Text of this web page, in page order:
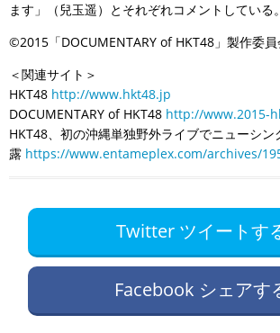
ます」（兒玉遥）とそれぞれコメントしている。
©2015「DOCUMENTARY of HKT48」製作委
＜関連サイト＞
HKT48 http://www.hkt48.jp
DOCUMENTARY of HKT48 http://www.2015-
HKT48、初の沖縄単独野外ライブでニューシ
露 https://www.entameplex.com/archives/
Twitter ツイートす
Facebook シェアす